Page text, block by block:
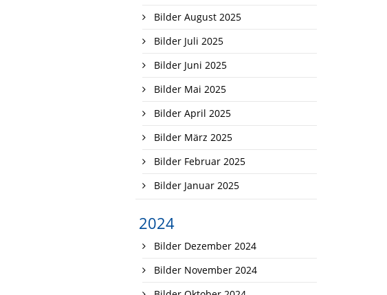
Bilder August 2025
Bilder Juli 2025
Bilder Juni 2025
Bilder Mai 2025
Bilder April 2025
Bilder März 2025
Bilder Februar 2025
Bilder Januar 2025
2024
Bilder Dezember 2024
Bilder November 2024